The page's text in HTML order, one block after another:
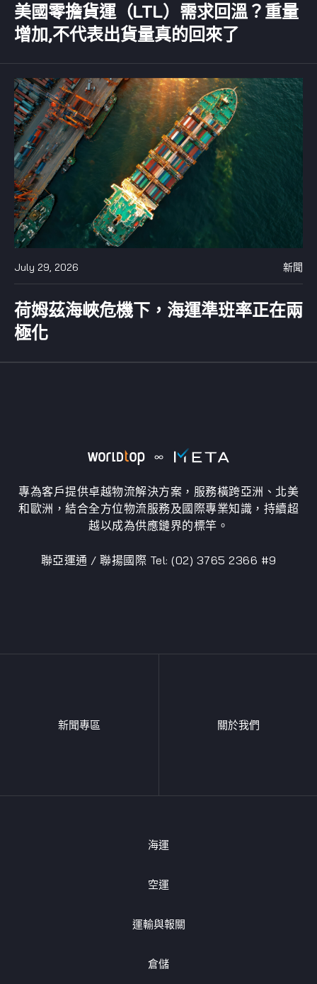
美國零擔貨運（LTL）需求回溫？重量
增加,不代表出貨量真的回來了
July 29, 2026 新聞
荷姆茲海峽危機下，海運準班率正在兩
極化
專為客戶提供卓越物流解決方案，服務橫跨亞洲、北美
和歐洲，結合全方位物流服務及國際專業知識，持續超
越以成為供應鏈界的標竿。
聯亞運通 / 聯揚國際 Tel: (02) 3765 2366 #9
新聞專區 關於我們
海運
空運
運輸與報關
倉儲